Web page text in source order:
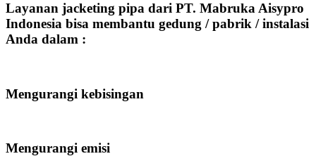
Layanan jacketing pipa dari PT. Mabruka Aisypro
Indonesia bisa membantu gedung / pabrik / instalasi
Anda dalam :
Mengurangi kebisingan
Mengurangi emisi